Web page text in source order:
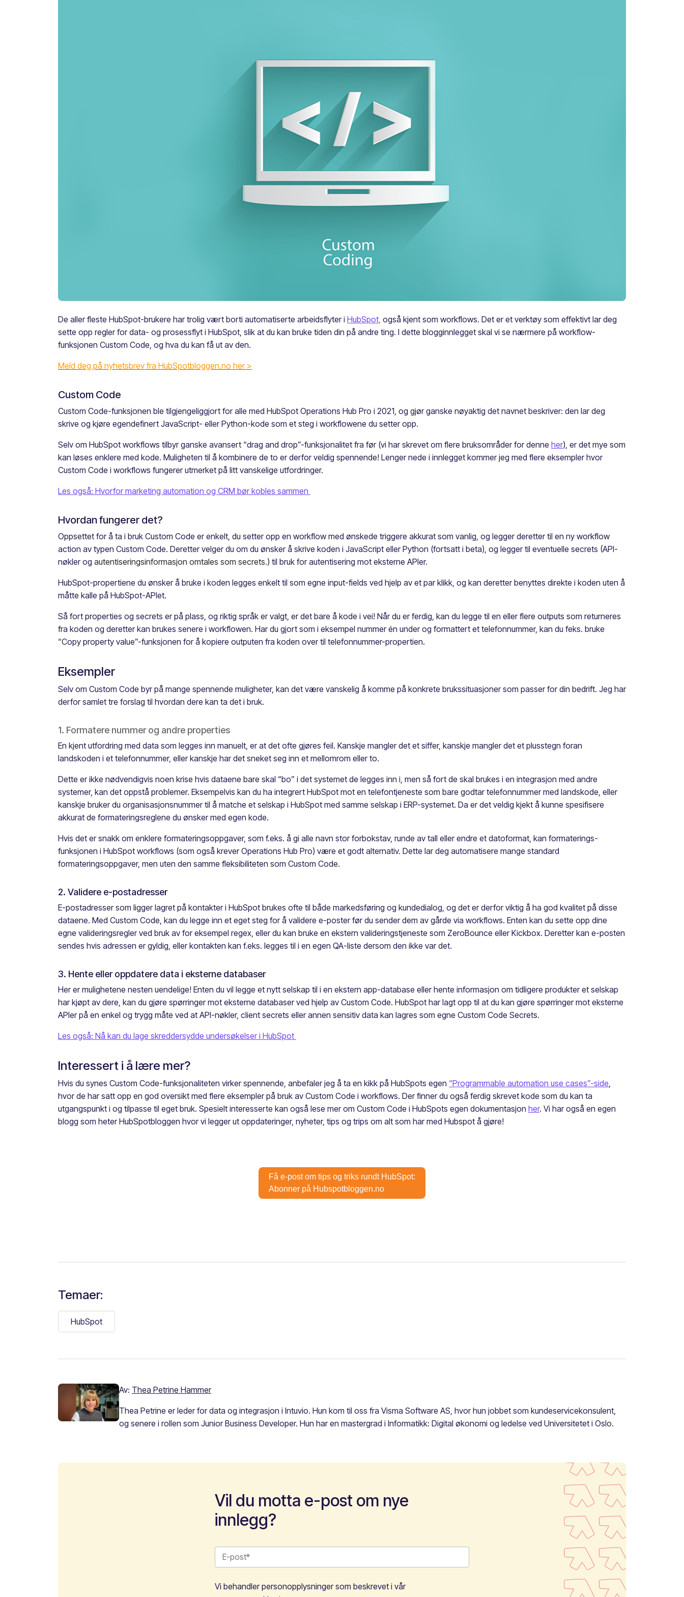
De aller fleste HubSpot-brukere har trolig vært borti automatiserte arbeidsflyter i HubSpot, også kjent som workflows. Det er et verktøy som effektivt lar deg
sette opp regler for data- og prosessflyt i HubSpot, slik at du kan bruke tiden din på andre ting. I dette blogginnlegget skal vi se nærmere på workflow-
funksjonen Custom Code, og hva du kan få ut av den.
Meld deg på nyhetsbrev fra HubSpotbloggen.no her >
Custom Code
Custom Code-funksjonen ble tilgjengeliggjort for alle med HubSpot Operations Hub Pro i 2021, og gjør ganske nøyaktig det navnet beskriver: den lar deg
skrive og kjøre egendefinert JavaScript- eller Python-kode som et steg i workflowene du setter opp.
Selv om HubSpot workflows tilbyr ganske avansert “drag and drop”-funksjonalitet fra før (vi har skrevet om flere bruksområder for denne her), er det mye som
kan løses enklere med kode. Muligheten til å kombinere de to er derfor veldig spennende! Lenger nede i innlegget kommer jeg med flere eksempler hvor
Custom Code i workflows fungerer utmerket på litt vanskelige utfordringer.
Les også: Hvorfor marketing automation og CRM bør kobles sammen
Hvordan fungerer det?
Oppsettet for å ta i bruk Custom Code er enkelt, du setter opp en workflow med ønskede triggere akkurat som vanlig, og legger deretter til en ny workflow
action av typen Custom Code. Deretter velger du om du ønsker å skrive koden i JavaScript eller Python (fortsatt i beta), og legger til eventuelle secrets (API-
nøkler og autentiseringsinformasjon omtales som secrets.) til bruk for autentisering mot eksterne APIer.
HubSpot-propertiene du ønsker å bruke i koden legges enkelt til som egne input-fields ved hjelp av et par klikk, og kan deretter benyttes direkte i koden uten å
måtte kalle på HubSpot-APIet.
Så fort properties og secrets er på plass, og riktig språk er valgt, er det bare å kode i vei! Når du er ferdig, kan du legge til en eller flere outputs som returneres
fra koden og deretter kan brukes senere i workflowen. Har du gjort som i eksempel nummer én under og formattert et telefonnummer, kan du feks. bruke
“Copy property value”-funksjonen for å kopiere outputen fra koden over til telefonnummer-propertien.
Eksempler
Selv om Custom Code byr på mange spennende muligheter, kan det være vanskelig å komme på konkrete brukssituasjoner som passer for din bedrift. Jeg har
derfor samlet tre forslag til hvordan dere kan ta det i bruk.
1. Formatere nummer og andre properties
En kjent utfordring med data som legges inn manuelt, er at det ofte gjøres feil. Kanskje mangler det et siffer, kanskje mangler det et plusstegn foran
landskoden i et telefonnummer, eller kanskje har det sneket seg inn et mellomrom eller to.
Dette er ikke nødvendigvis noen krise hvis dataene bare skal “bo” i det systemet de legges inn i, men så fort de skal brukes i en integrasjon med andre
systemer, kan det oppstå problemer. Eksempelvis kan du ha integrert HubSpot mot en telefontjeneste som bare godtar telefonnummer med landskode, eller
kanskje bruker du organisasjonsnummer til å matche et selskap i HubSpot med samme selskap i ERP-systemet. Da er det veldig kjekt å kunne spesifisere
akkurat de formateringsreglene du ønsker med egen kode.
Hvis det er snakk om enklere formateringsoppgaver, som f.eks. å gi alle navn stor forbokstav, runde av tall eller endre et datoformat, kan formaterings-
funksjonen i HubSpot workflows (som også krever Operations Hub Pro) være et godt alternativ. Dette lar deg automatisere mange standard
formateringsoppgaver, men uten den samme fleksibiliteten som Custom Code.
2. Validere e-postadresser
E-postadresser som ligger lagret på kontakter i HubSpot brukes ofte til både markedsføring og kundedialog, og det er derfor viktig å ha god kvalitet på disse
dataene. Med Custom Code, kan du legge inn et eget steg for å validere e-poster før du sender dem av gårde via workflows. Enten kan du sette opp dine
egne valideringsregler ved bruk av for eksempel regex, eller du kan bruke en ekstern valideringstjeneste som ZeroBounce eller Kickbox. Deretter kan e-posten
sendes hvis adressen er gyldig, eller kontakten kan f.eks. legges til i en egen QA-liste dersom den ikke var det.
3. Hente eller oppdatere data i eksterne databaser
Her er mulighetene nesten uendelige! Enten du vil legge et nytt selskap til i en ekstern app-database eller hente informasjon om tidligere produkter et selskap
har kjøpt av dere, kan du gjøre spørringer mot eksterne databaser ved hjelp av Custom Code. HubSpot har lagt opp til at du kan gjøre spørringer mot eksterne
APIer på en enkel og trygg måte ved at API-nøkler, client secrets eller annen sensitiv data kan lagres som egne Custom Code Secrets.
Les også: Nå kan du lage skreddersydde undersøkelser i HubSpot
Interessert i å lære mer?
Hvis du synes Custom Code-funksjonaliteten virker spennende, anbefaler jeg å ta en kikk på HubSpots egen “Programmable automation use cases”-side,
hvor de har satt opp en god oversikt med flere eksempler på bruk av Custom Code i workflows. Der finner du også ferdig skrevet kode som du kan ta
utgangspunkt i og tilpasse til eget bruk. Spesielt interesserte kan også lese mer om Custom Code i HubSpots egen dokumentasjon her. Vi har også en egen
blogg som heter HubSpotbloggen hvor vi legger ut oppdateringer, nyheter, tips og trips om alt som har med Hubspot å gjøre!
Få e-post om tips og triks rundt HubSpot:
Abonner på Hubspotbloggen.no
Temaer:
HubSpot
Av: Thea Petrine Hammer
Thea Petrine er leder for data og integrasjon i Intuvio. Hun kom til oss fra Visma Software AS, hvor hun jobbet som kundeservicekonsulent,
og senere i rollen som Junior Business Developer. Hun har en mastergrad i Informatikk: Digital økonomi og ledelse ved Universitetet i Oslo.
Vil du motta e-post om nye
innlegg?
Vi behandler personopplysninger som beskrevet i vår